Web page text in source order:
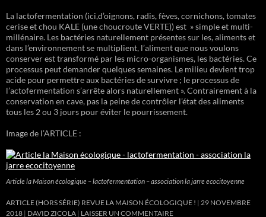
La lactofermentation (ici,d’oignons, radis, fèves, cornichons, tomates
cerise et chou KALE (une choucroute VERTE)) est » simple et multi-
millénaire. Les bactéries naturellement présentes sur les, aliments et
dans l’environnement se multiplient, l’aliment que nous voulons
conserver est transformé par les micro-organismes, les bactéries. Ce
processus peut demander quelques semaines. Le milieu devient trop
acide pour permettre aux bactéries de survivre ; le processus de
l’actofermentation s’arrête alors naturellement ». Contrairement à la
conservation en cave, pas la peine de contrôler l’état des aliments
tous les 2 ou 3 jours pour éviter le pourrissement.
Image de l’ARTICLE :
Article la Maison écologique – lactofermentation – association la jarre ecocitoyenne
ARTICLE (HORS SÉRIE) REVUE LA MAISON ÉCOLOGIQUE !
29 NOVEMBRE
2018 DAVID ZICOLA LAISSER UN COMMENTAIRE